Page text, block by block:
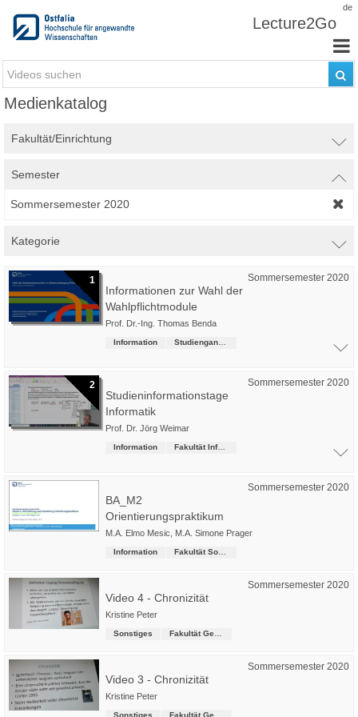
de
Lecture2Go
Medienkatalog
Fakultät/Einrichtung
Semester
Sommersemester 2020
Kategorie
1 Sommersemester 2020
Informationen zur Wahl der
Wahlpflichtmodule
Prof. Dr.-Ing. Thomas Benda
Information
2 Sommersemester 2020
Studieninformationstage
Informatik
Prof. Dr. Jörg Weimar
Information Fakultät Informatik
Sommersemester 2020
BA_M2
Orientierungspraktikum
M.A. Elmo Mesic M.A. Simone Prager
Information
Sommersemester 2020
Video 4 - Chronizität
Kristine Peter
Sonstiges
Sommersemester 2020
Video 3 - Chronizität
Kristine Peter
Sonstiges